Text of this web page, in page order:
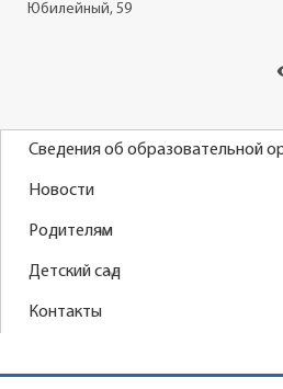
Юбилейный, 59
Сведения об образовательной
Новости
Родителям
Детский сад
Контакты